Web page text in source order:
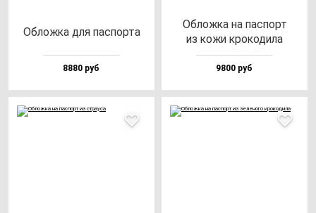
Облож­ка для пас­пор­та
8880 руб
Облож­ка на пас­порт
из ко­жи кро­ко­ди­ла
9800 руб